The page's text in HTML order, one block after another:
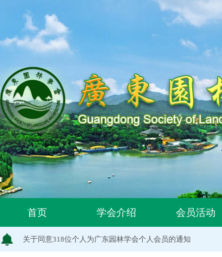
首页 学会介绍 会员活动
关于同意96位个人为广东园林学会个人会员的通知